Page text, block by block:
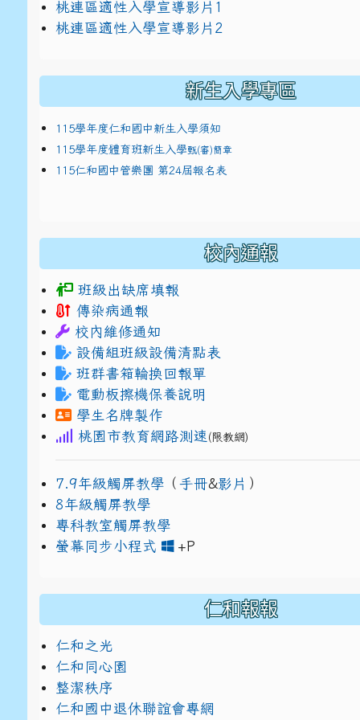
link to https://docs.google.com/
桃連區適性入學宣導影片1
link to https://docs.google.com/
桃連區適性入學宣導影片2
新生入學專區
115學年度仁和國中新生入學須知
115學年度體育班新生入學甄(審)簡章
115仁和國中管樂團 第24屆報名表
校內通報
班級出缺席填報
傳染病通報
校內維修通知
設備組班級設備清點表
班群書箱輪換回報單
電動板擦機保養說明
學生名牌製作
桃園市教育網路測速 (限教網)
7.9年級觸屏教學 （ 手冊&影片 ）
8年級觸屏教學
專科教室觸屏教學
螢幕同步小程式
+Plink to https://
link to https://
仁和報報
仁和之光
仁和同心園
整潔秩序
仁和國中退休聯誼會專網